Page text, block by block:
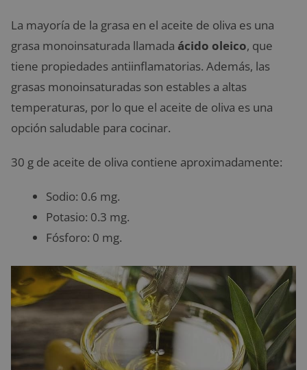
La mayoría de la grasa en el aceite de oliva es una
grasa monoinsaturada llamada ácido oleico, que
tiene propiedades antiinflamatorias. Además, las
grasas monoinsaturadas son estables a altas
temperaturas, por lo que el aceite de oliva es una
opción saludable para cocinar.
30 g de aceite de oliva contiene aproximadamente:
Sodio: 0.6 mg.
Potasio: 0.3 mg.
Fósforo: 0 mg.